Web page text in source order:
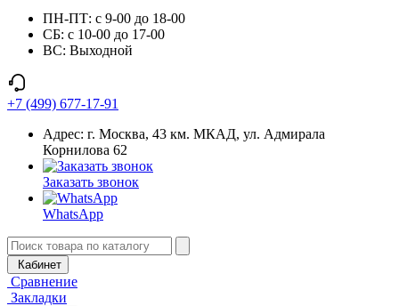
ПН-ПТ: с 9-00 до 18-00
СБ: с 10-00 до 17-00
ВС: Выходной
+7 (499) 677-17-91
Адрес: г. Москва, 43 км. МКАД, ул. Адмирала
Корнилова 62
Заказать звонок
WhatsApp
Кабинет
Сравнение
Закладки